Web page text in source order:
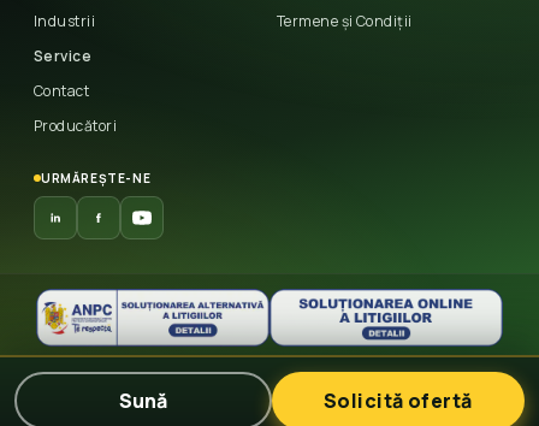
Sună Solicită ofertă
Industrii
Service
Contact
Producători
Termene și Condiții
URMĂREȘTE-NE
© 2026 East European Trade
— Toate drepturile
rezervate.